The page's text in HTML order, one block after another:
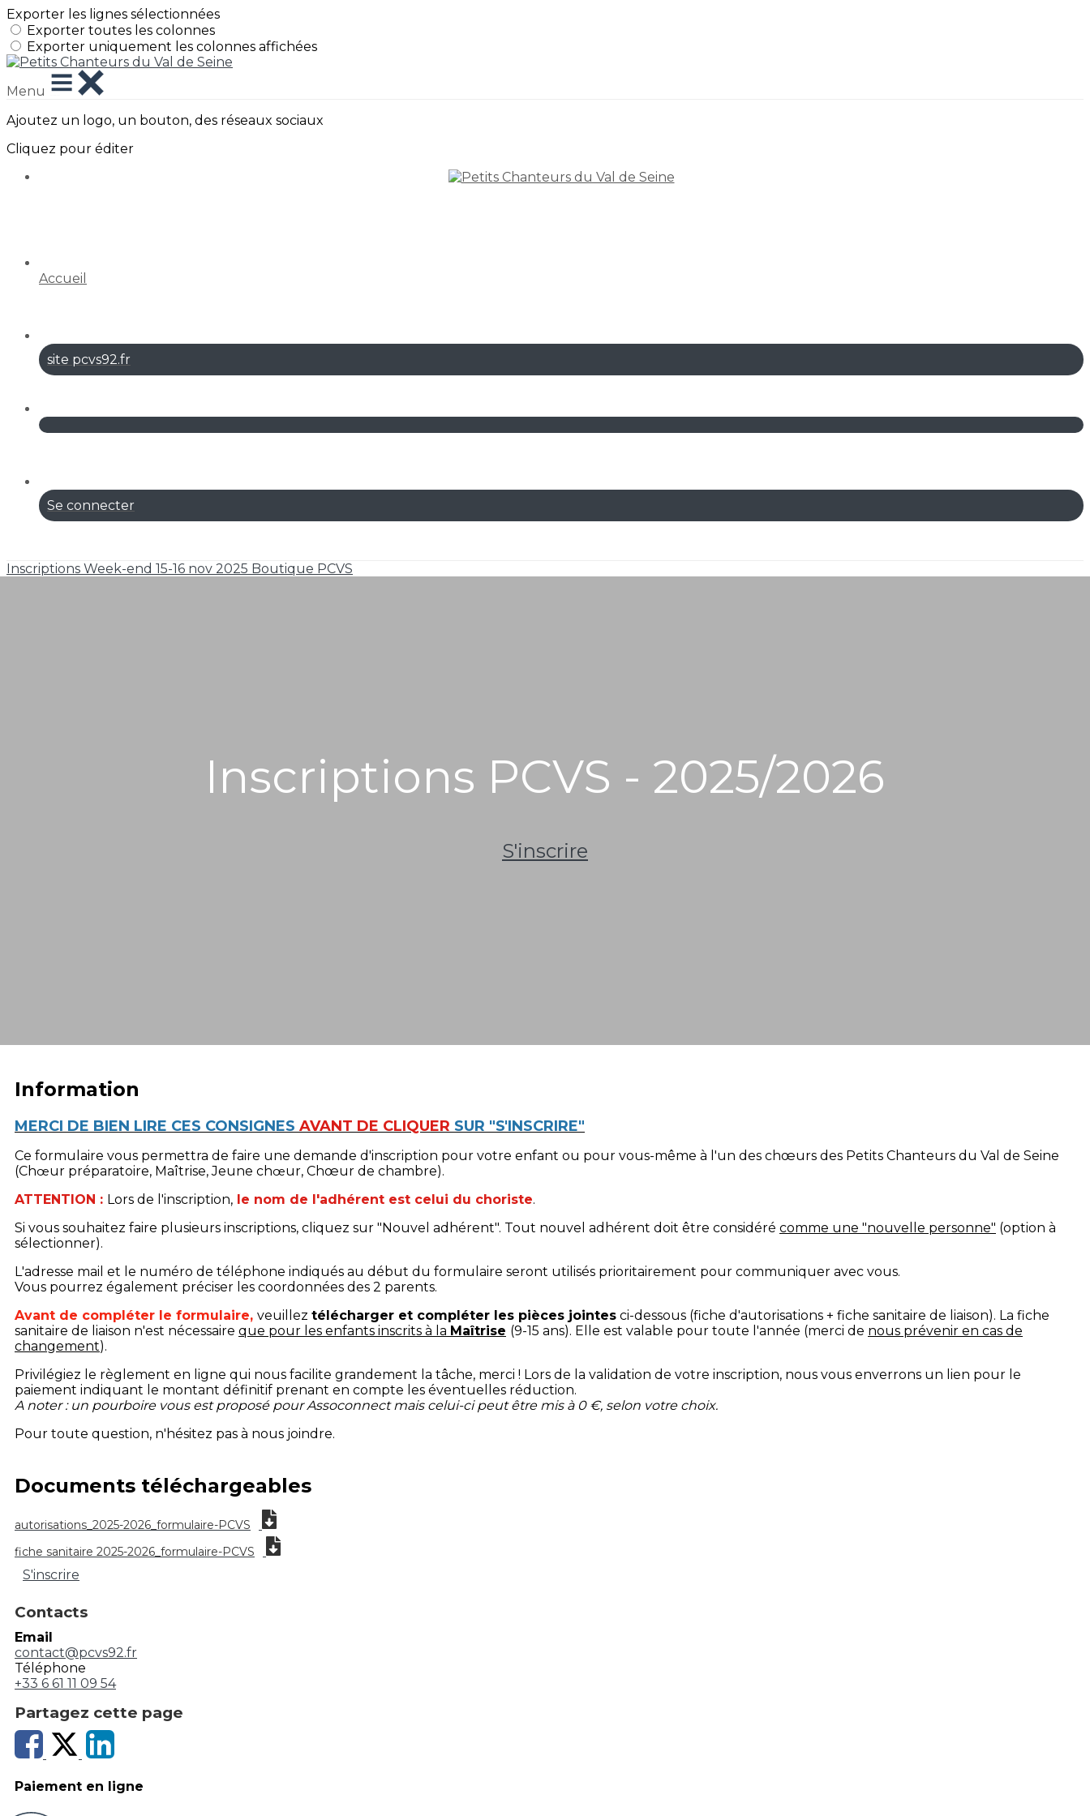
Exporter les lignes sélectionnées
Exporter toutes les colonnes
Exporter uniquement les colonnes affichées
Menu
Ajoutez un logo, un bouton, des réseaux sociaux
Cliquez pour éditer
Accueil
site pcvs92.fr
Se connecter
Inscriptions Week-end 15-16 nov 2025 Boutique PCVS
Inscriptions PCVS - 2025/2026
S'inscrire
Information
MERCI DE BIEN LIRE CES CONSIGNES AVANT DE CLIQUER SUR "S'INSCRIRE"
Ce formulaire vous permettra de faire une demande d'inscription pour votre enfant ou pour vous-même à l'un des chœurs des Petits Chanteurs du Val de Seine
(Chœur préparatoire, Maîtrise, Jeune chœur, Chœur de chambre).
ATTENTION : Lors de l'inscription, le nom de l'adhérent est celui du choriste.
Si vous souhaitez faire plusieurs inscriptions, cliquez sur "Nouvel adhérent". Tout nouvel adhérent doit être considéré comme une "nouvelle personne" (option à
sélectionner).
L'adresse mail et le numéro de téléphone indiqués au début du formulaire seront utilisés prioritairement pour communiquer avec vous.
Vous pourrez également préciser les coordonnées des 2 parents.
Avant de compléter le formulaire, veuillez télécharger et compléter les pièces jointes ci-dessous (fiche d'autorisations + fiche sanitaire de liaison). La fiche
sanitaire de liaison n'est nécessaire que pour les enfants inscrits à la Maîtrise (9-15 ans). Elle est valable pour toute l'année (merci de nous prévenir en cas de
changement).
Privilégiez le règlement en ligne qui nous facilite grandement la tâche, merci ! Lors de la validation de votre inscription, nous vous enverrons un lien pour le
paiement indiquant le montant définitif prenant en compte les éventuelles réduction.
A noter : un pourboire vous est proposé pour Assoconnect mais celui-ci peut être mis à 0 €, selon votre choix.
Pour toute question, n'hésitez pas à nous joindre.
Documents téléchargeables
autorisations_2025-2026_formulaire-PCVS
fiche sanitaire 2025-2026_formulaire-PCVS
S'inscrire
Contacts
Email
contact@pcvs92.fr
Téléphone
+33 6 61 11 09 54
Partagez cette page
Paiement en ligne